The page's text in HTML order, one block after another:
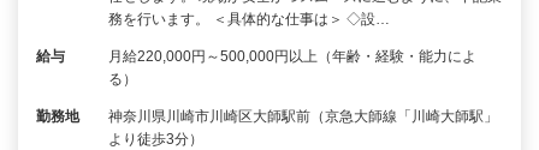
務を行います。 ＜具体的な仕事は＞ ◇設…
給与
月給220,000円～500,000円以上（年齢・経験・能力によ
る）
勤務地
神奈川県川崎市川崎区大師駅前（京急大師線「川崎大師駅」
より徒歩3分）